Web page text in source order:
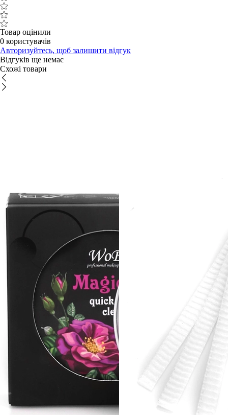
Товар оцінили
0 користувачів
Авторизуйтесь, щоб залишити відгук
Відгуків ще немає
Схожі товари